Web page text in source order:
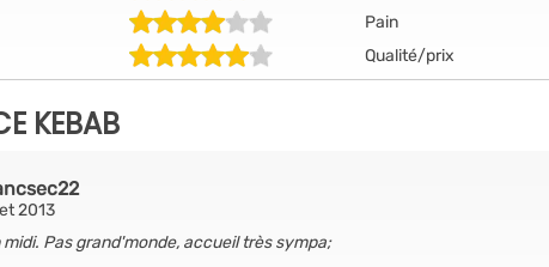
Pain
Qualité/prix
KEBAB
2013
Pas grand'monde, accueil très sympa;